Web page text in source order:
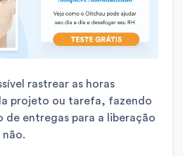
rastrear as horas
projeto ou tarefa, fazendo
de entregas para a liberação